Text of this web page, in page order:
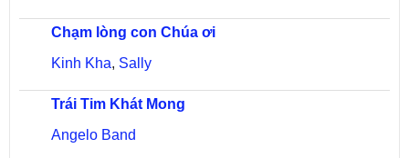
Chạm lòng con Chúa ơi
Kinh Kha, Sally
Trái Tim Khát Mong
Angelo Band